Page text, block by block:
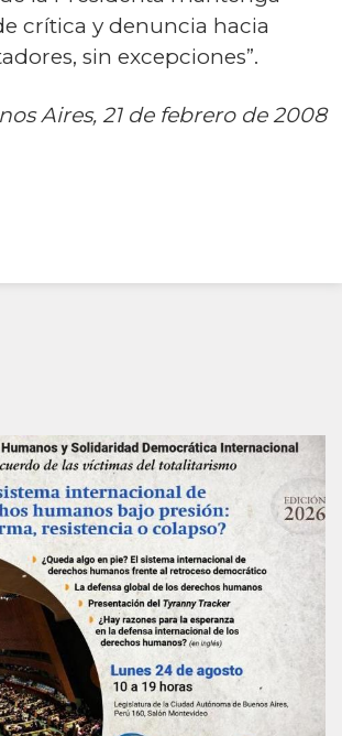
crítica y denuncia hacia
sin excepciones”.
Aires, 21 de febrero de 2008